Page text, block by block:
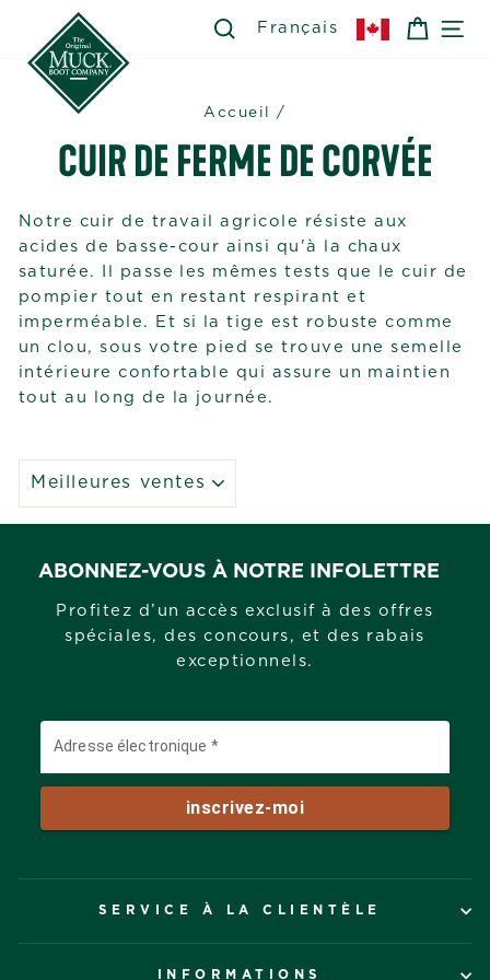
contenu
SEARCH
RECHERCHER
Français
Accueil /
CUIR DE FERME DE CORVÉE
Notre cuir de travail agricole résiste aux
acides de basse-cour ainsi qu'à la chaux
saturée. Il passe les mêmes tests que le cuir de
pompier tout en restant respirant et
imperméable. Et si la tige est robuste comme
un clou, sous votre pied se trouve une semelle
intérieure confortable qui assure un maintien
tout au long de la journée.
ABONNEZ-VOUS À NOTRE INFOLETTRE
Profitez d’un accès exclusif à des offres
spéciales, des concours, et des rabais
exceptionnels.
SERVICE À LA CLIENTÈLE
INFORMATIONS